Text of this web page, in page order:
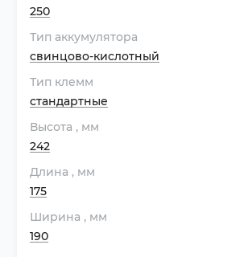
250
Тип аккумулятора
свинцово-кислотный
Тип клемм
стандартные
Высота , мм
242
Длина , мм
175
Ширина , мм
190